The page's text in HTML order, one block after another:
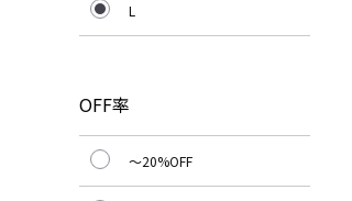
L
OFF率
～20%OFF